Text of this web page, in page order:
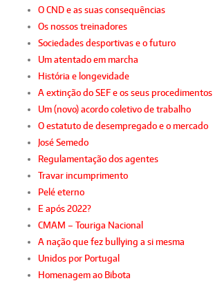
O CND e as suas consequências
Os nossos treinadores
Sociedades desportivas e o futuro
Um atentado em marcha
História e longevidade
A extinção do SEF e os seus procedimentos
Um (novo) acordo coletivo de trabalho
O estatuto de desempregado e o mercado
José Semedo
Regulamentação dos agentes
Travar incumprimento
Pelé eterno
E após 2022?
CMAM – Touriga Nacional
A nação que fez bullying a si mesma
Unidos por Portugal
Homenagem ao Bibota